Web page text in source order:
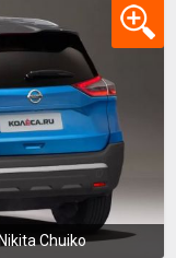
Chuiko